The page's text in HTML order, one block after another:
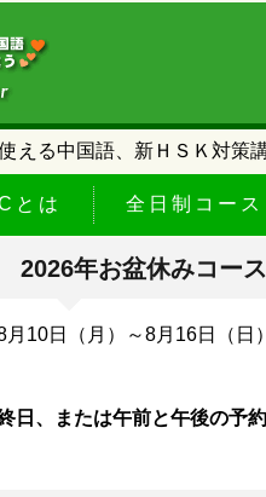
える中国語、新ＨＳＫ対策
とは 全日制コース
2026年お盆休みコー
月10日（月）～8月16日（日）
日、または午前と午後の予